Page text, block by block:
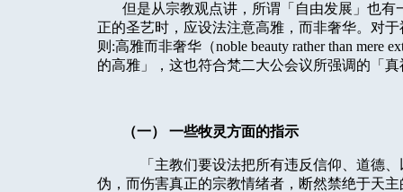
但是从宗教观点讲，所谓「自由发展」也
正的圣艺时，应设法注意高雅，而非奢华。对
则 :高雅而非奢华（noble beauty ratherthan mere ex
的高雅」，这也符合梵二大公会议所强调的「
（一） 一些牧灵方面的指示
「主教们要设法把所有违反信仰、道德
伪，而伤害真正的宗教情绪者，断然禁绝于天